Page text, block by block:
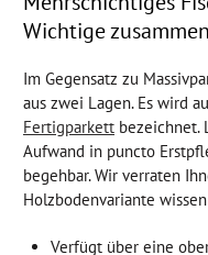
Wichtige
Im Gegensatz zu
aus zwei Lagen. Es wird
Fertigparkett bezeichnet.
Aufwand in puncto
begehbar. Wir verraten
Holzbodenvariante
Verfügt über eine